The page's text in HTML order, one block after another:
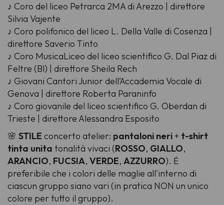
♪ Coro del liceo Petrarca 2MA di Arezzo | direttore
Silvia Vajente
♪ Coro polifonico del liceo L. Della Valle di Cosenza |
direttore Saverio Tinto
♪ Coro MusicaLiceo del liceo scientifico G. Dal Piaz di
Feltre (Bl) | direttore Sheila Rech
♪ Giovani Cantori Junior dell’Accademia Vocale di
Genova | direttore Roberta Paraninfo
♪ Coro giovanile del liceo scientifico G. Oberdan di
Trieste | direttore Alessandra Esposito
🌸 STILE concerto atelier: pantaloni neri+ t-shirt
tinta unita tonalità vivaci (ROSSO, GIALLO,
ARANCIO, FUCSIA, VERDE, AZZURRO). Ė
preferibile che i colori delle maglie all'interno di
ciascun gruppo siano vari (in pratica NON un unico
colore per tutto il gruppo).